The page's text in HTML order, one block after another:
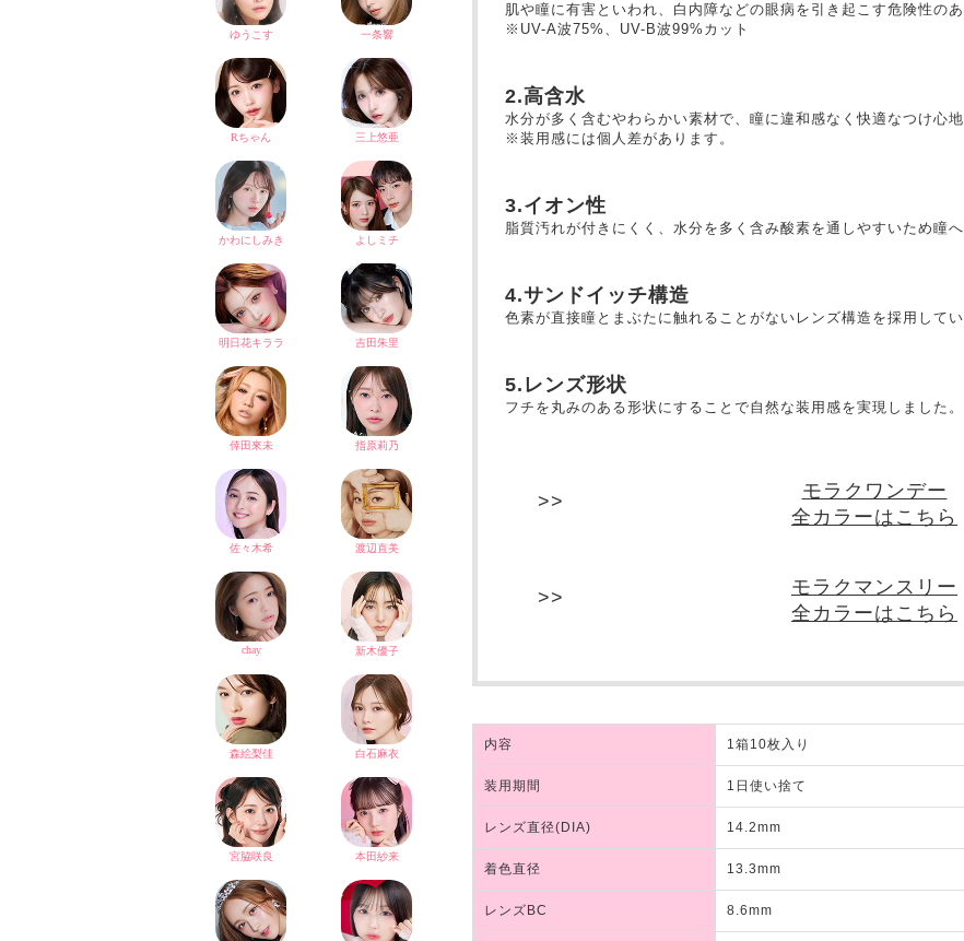
肌や瞳に有害といわれ、白内障などの眼病を引き起こす危険性の
※UV-A波75%、UV-B波99%カット
2.高含水
水分が多く含むやわらかい素材で、瞳に違和感なく快適なつけ心地
※装用感には個人差があります。
3.イオン性
脂質汚れが付きにくく、⽔分を多く含み酸素を通しやすいため瞳
4.サンドイッチ構造
色素が直接瞳とまぶたに触れることがないレンズ構造を採用してい
5.レンズ形状
フチを丸みのある形状にすることで自然な装用感を実現しました。
モラクワンデー
全カラーはこちら
モラクマンスリー
全カラーはこちら
内容 1箱10枚入り
装用期間 1日使い捨て
レンズ直径(DIA) 14.2mm
着色直径 13.3mm
レンズBC 8.6mm